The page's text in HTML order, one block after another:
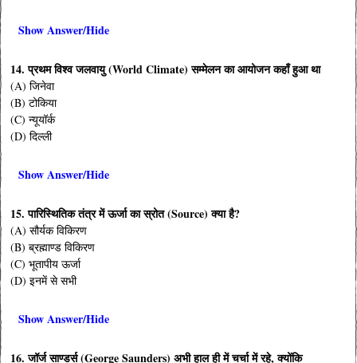
Show Answer/Hide
14. प्रथम विश्व जलवायु (World Climate) सम्मेलन का आयोजन कहाँ हुआ था
(A) जिनेवा
(B) टोकिया
(C) न्यूयॉर्क
(D) दिल्ली
Show Answer/Hide
15. पारिस्थितिक तंत्र में ऊर्जा का स्रोत (Source) क्या है?
(A) सौर्यक विकिरण
(B) ब्रह्माण्ड विकिरण
(C) भूतापीय ऊर्जा
(D) इनमें से सभी
Show Answer/Hide
16. जॉर्ज साण्डर्स (George Saunders) अभी हाल ही में चर्चा में रहे, क्योंकि